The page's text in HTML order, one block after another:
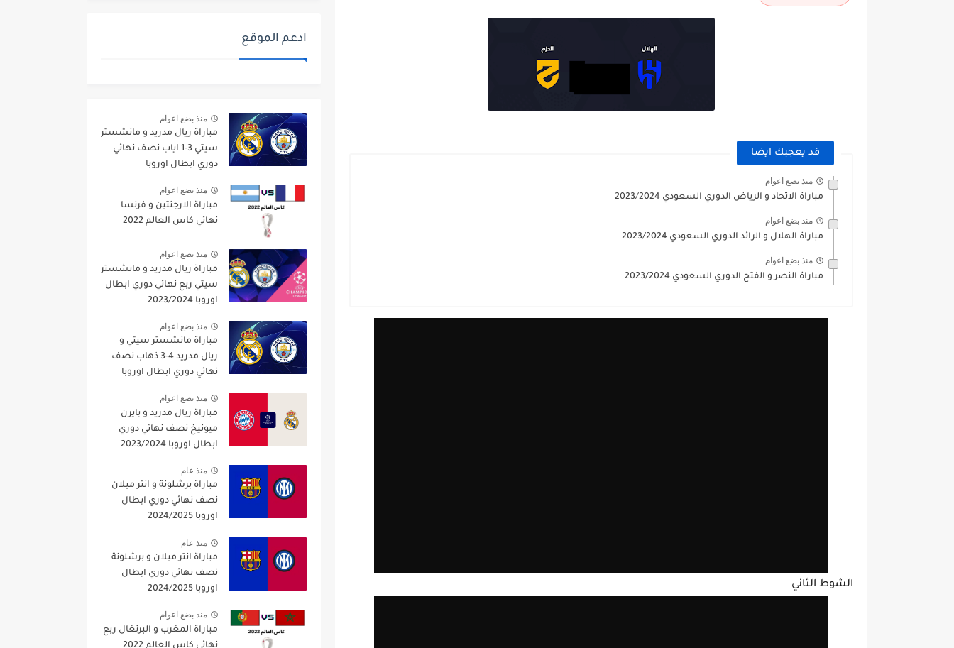
قد يعجبك ايضا
منذ بضع اعوام
مباراة الاتحاد و الرياض الدوري السعودي 2023/2024
منذ بضع اعوام
مباراة الهلال و الرائد الدوري السعودي 2023/2024
منذ بضع اعوام
مباراة النصر و الفتح الدوري السعودي 2023/2024
الشوط الثاني
ادعم الموقع
منذ بضع اعوام
مباراة ريال مدريد و مانشستر
سيتي 3-1 اياب نصف نهائي
دوري ابطال اوروبا
منذ بضع اعوام
مباراة الارجنتين و فرنسا
نهائي كاس العالم 2022
منذ بضع اعوام
مباراة ريال مدريد و مانشستر
سيتي ربع نهائي دوري ابطال
اوروبا 2023/2024
منذ بضع اعوام
مباراة مانشستر سيتي و
ريال مدريد 4-3 ذهاب نصف
نهائي دوري ابطال اوروبا
منذ بضع اعوام
مباراة ريال مدريد و بايرن
ميونيخ نصف نهائي دوري
ابطال اوروبا 2023/2024
منذ عام
مباراة برشلونة و انتر ميلان
نصف نهائي دوري ابطال
اوروبا 2024/2025
منذ عام
مباراة انتر ميلان و برشلونة
نصف نهائي دوري ابطال
اوروبا 2024/2025
منذ بضع اعوام
مباراة المغرب و البرتغال ربع
نهائي كاس العالم 2022